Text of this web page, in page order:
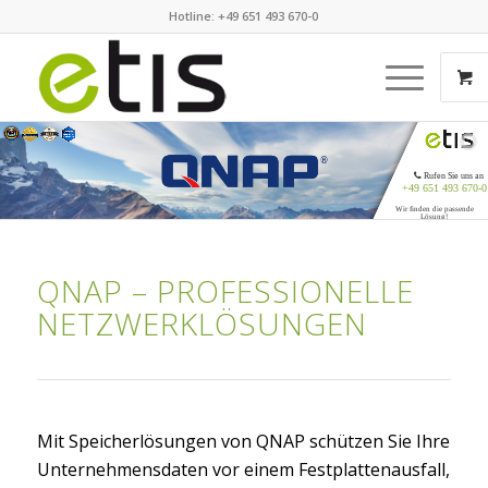
Hotline: +49 651 493 670-0
Wir finden die passende
Lösung!
Rufen Sie uns an
+49 651 493 670-0
QNAP – PROFESSIONELLE
NETZWERKLÖSUNGEN
Mit Speicherlösungen von QNAP schützen Sie Ihre
Unternehmensdaten vor einem Festplattenausfall,